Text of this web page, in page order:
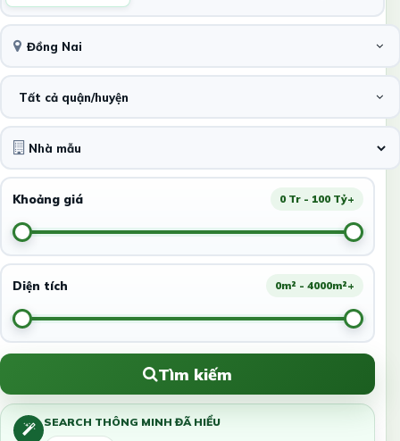
Đồng Nai
Tất cả quận/huyện
Khoảng giá 0 Tr - 100 Tỷ+
Diện tích 0m² - 4000m²+
Tìm kiếm
SEARCH THÔNG MINH ĐÃ HIỂU